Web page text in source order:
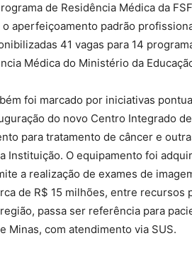
de Residência Médica da
aperfeiçoamento padrão
41 vagas para 14
Médica do Ministério da
foi marcado por iniciativas
do novo Centro Integrado
para tratamento de câncer e
Instituição. O equipamento foi
a realização de exames de
de R$ 15 milhões, entre recursos
passa ser referência para
Minas, com atendimento via SUS.